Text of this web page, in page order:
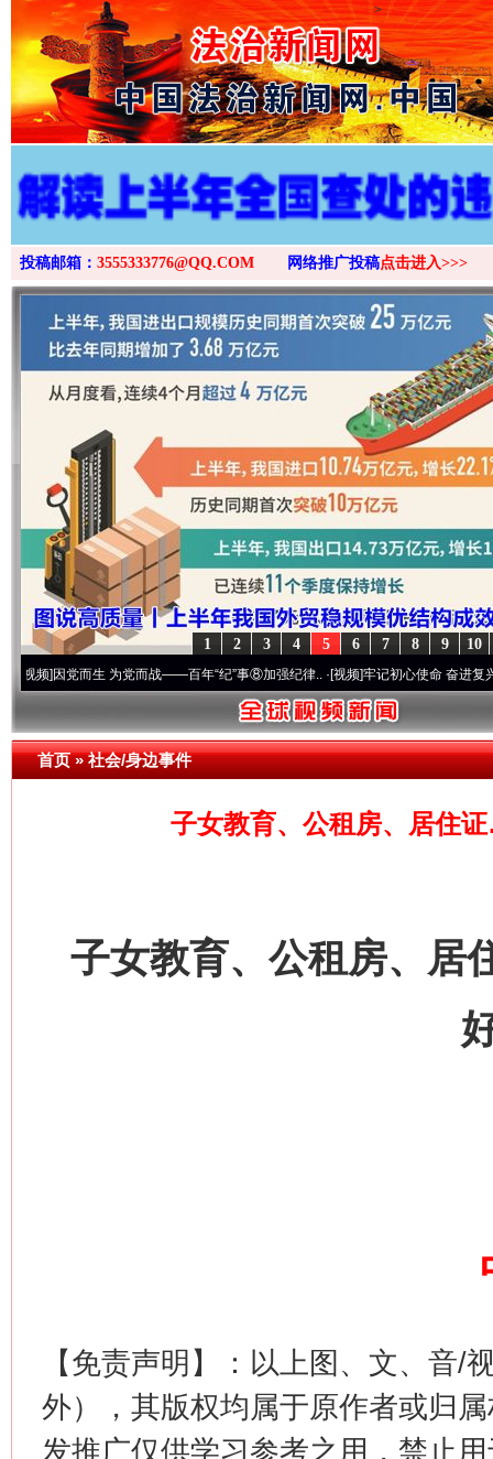
>
投稿邮箱： 3555333776@QQ.COM 网络推广投稿点击进入>>>
10
9
8
7
6
5
4
3
2
1
党而生 为党而战——百年“纪”事⑧加强纪律..·[视频]牢记初心使命 奋进复兴征程丨“
首页»社会/身边事件
子女教育、公租房、居住
子女教育、公租房、
【免责声明】：以上图、文、音/
外），其版权均属于原作者或归
发推广仅供学习参考之用，禁止
网上购药对药下症？
这是一记警钟！ 谢
今
“刷贴”乱象丛生
生